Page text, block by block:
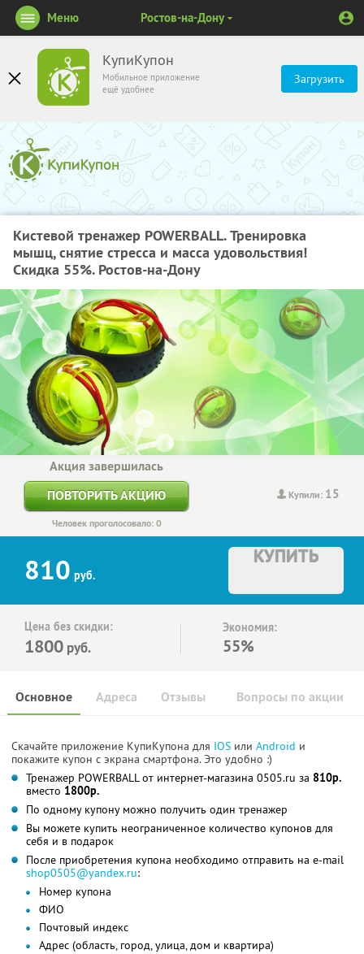
КупиКупон
Мобильное приложение
ещё удобнее
Загрузить
Меню Ростов-на-Дону
Кистевой тренажер POWERBALL. Тренировка
мышц, снятие стресса и масса удовольствия!
Скидка 55%. Ростов-на-Дону
Купили: 15
Акция завершилась
ПОВТОРИТЬ АКЦИЮ
Человек проголосовало: 0
810 руб.
КУПИТЬ
Цена без скидки:
1800 руб.
Экономия:
55%
Основное Отзывы Вопросы по акции
Адреса
Скачайте приложение КупиКупона для IOS или Android и
покажите купон с экрана смартфона. Это удобно :)
Тренажер POWERBALL от интернет-магазина 0505.ru за 810р.
вместо 1800р.
По одному купону можно получить один тренажер
Вы можете купить неограниченное количество купонов для
себя и в подарок
После приобретения купона необходимо отправить на e-mail
shop0505@yandex.ru:
Номер купона
ФИО
Почтовый индекс
Адрес (область, город, улица, дом и квартира)